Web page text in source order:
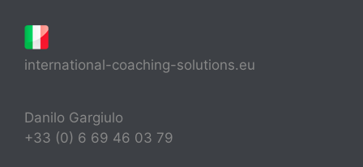
international-coaching-solutions.eu
Danilo Gargiulo
+33 (0) 6 69 46 03 79